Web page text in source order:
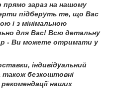
зараз на нашому
підберуть те, що Вас
і з мінімальною
для Вас! Всю детальну
- Ви можете отримати у
індивідуальний
також безкоштовні
наших